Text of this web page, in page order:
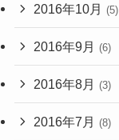
2016年10月 (5)
2016年9月 (6)
2016年8月 (3)
2016年7月 (8)